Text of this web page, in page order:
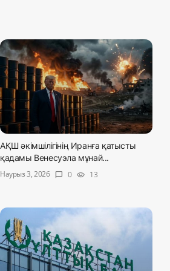
АҚШ әкімшілігінің Иранға қатысты
қадамы Венесуэла мұнай...
Наурыз 3, 2026
chat_bubble 0 visibility 13